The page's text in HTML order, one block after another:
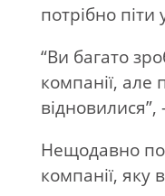
потрібно піти
“Ви багато
компанії, але
Нещодавно
компанії, яку